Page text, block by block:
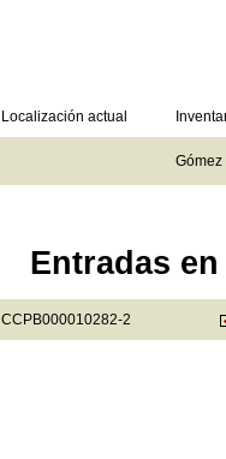
Localización actual
Gómez
Entradas
CCPB000010282-2